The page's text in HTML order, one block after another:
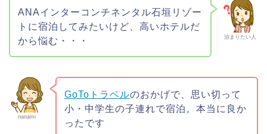
泊まりたい人
ANAインターコンチネンタル石垣リゾー
トに宿泊してみたいけど、高いホテルだ
から悩む・・・
nanami
GoToトラベルのおかげで、思い切って
小・中学生の子連れで宿泊。本当に良か
ったです